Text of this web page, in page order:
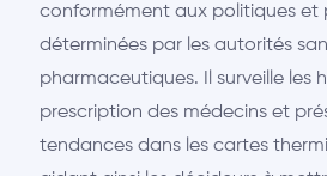
conformément aux politiques et
déterminées par les autorités
pharmaceutiques. Il surveille les
prescription des médecins et
tendances dans les cartes